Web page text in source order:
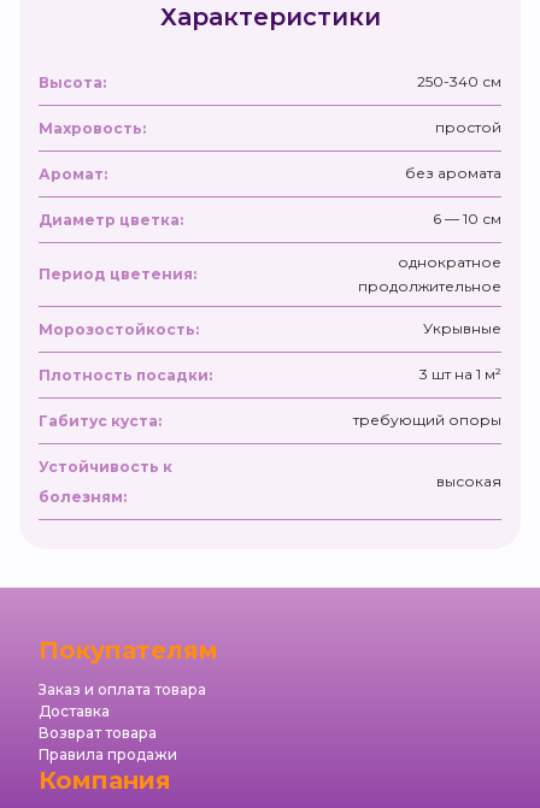
Характеристики
Высота: 250-340 см
Махровость: простой
Аромат: без аромата
Диаметр цветка: 6 — 10 см
Период цветения:
однократное
продолжительное
Морозостойкость: Укрывные
Плотность посадки: 3 шт на 1 м²
Габитус куста: требующий опоры
Устойчивость к
болезням:
высокая
Покупателям
Заказ и оплата товара
Доставка
Возврат товара
Правила продажи
Компания